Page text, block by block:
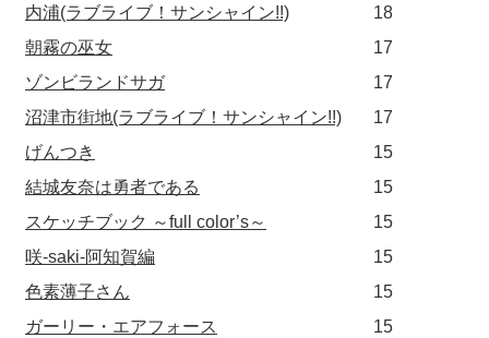
内浦(ラブライブ！サンシャイン!!)
18
朝霧の巫女
17
ゾンビランドサガ
17
沼津市街地(ラブライブ！サンシャイン!!)
17
げんつき
15
結城友奈は勇者である
15
スケッチブック ～full color’s～
15
咲-saki-阿知賀編
15
色素薄子さん
15
ガーリー・エアフォース
15